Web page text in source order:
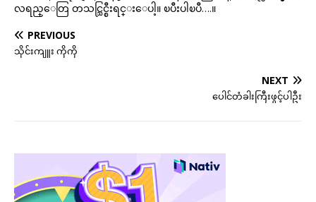
လရည္ေတြ တသင္သြင္စီးရင္းေပါ့။ ၿပီးပါၿပီ….။
PREVIOUS
သိုင်းကျူး ကိုကို
NEXT
ပေါင်တံခါးကြီးဖွင့်ပါဦး